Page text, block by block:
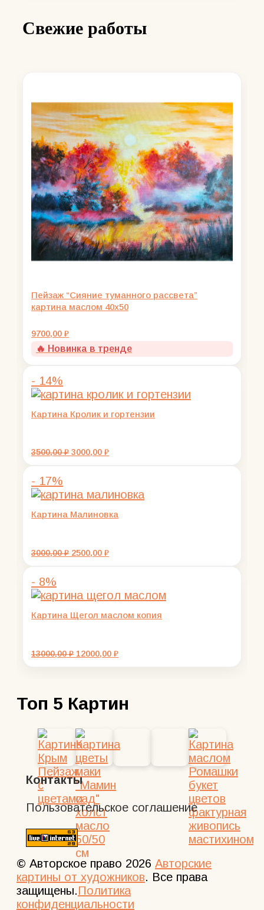
Свежие работы
Пейзаж “Сияние туманного рассвета”
картина маслом 40х50
9700,00 ₽
🔥 Новинка в тренде
- 14%
Картина Кролик и гортензии
3500,00₽ Первоначальная
3000,00 ₽Текущая
- 17%
Картина Малиновка
3000,00₽ Первоначальная
2500,00 ₽Текущая
- 8%
Картина Щегол маслом копия
13000,00₽ Первоначальная
12000,00 ₽Текущая
Топ 5 Картин
Контакты
Пользовательское соглашение
© Авторское право 2026 Авторские
картины от художников. Все права
защищены.Политика
конфиденциальности